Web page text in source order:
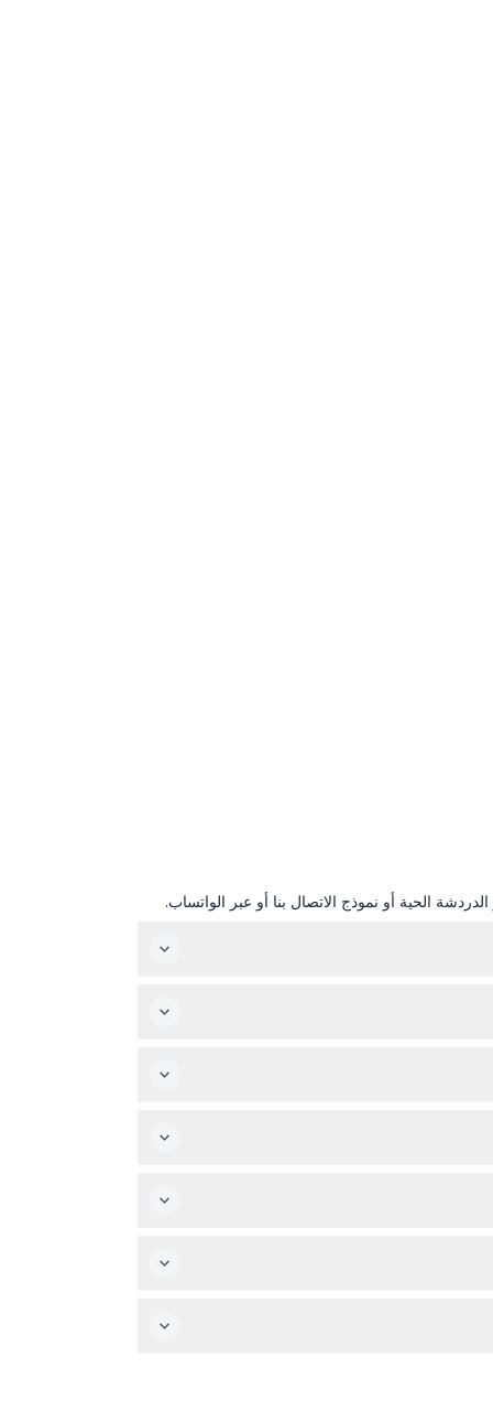
الحية أو نموذج الاتصال بنا أو عبر الواتساب.